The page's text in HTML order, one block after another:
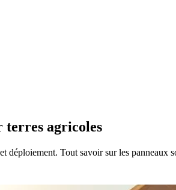
terres agricoles
déploiement. Tout savoir sur les panneaux